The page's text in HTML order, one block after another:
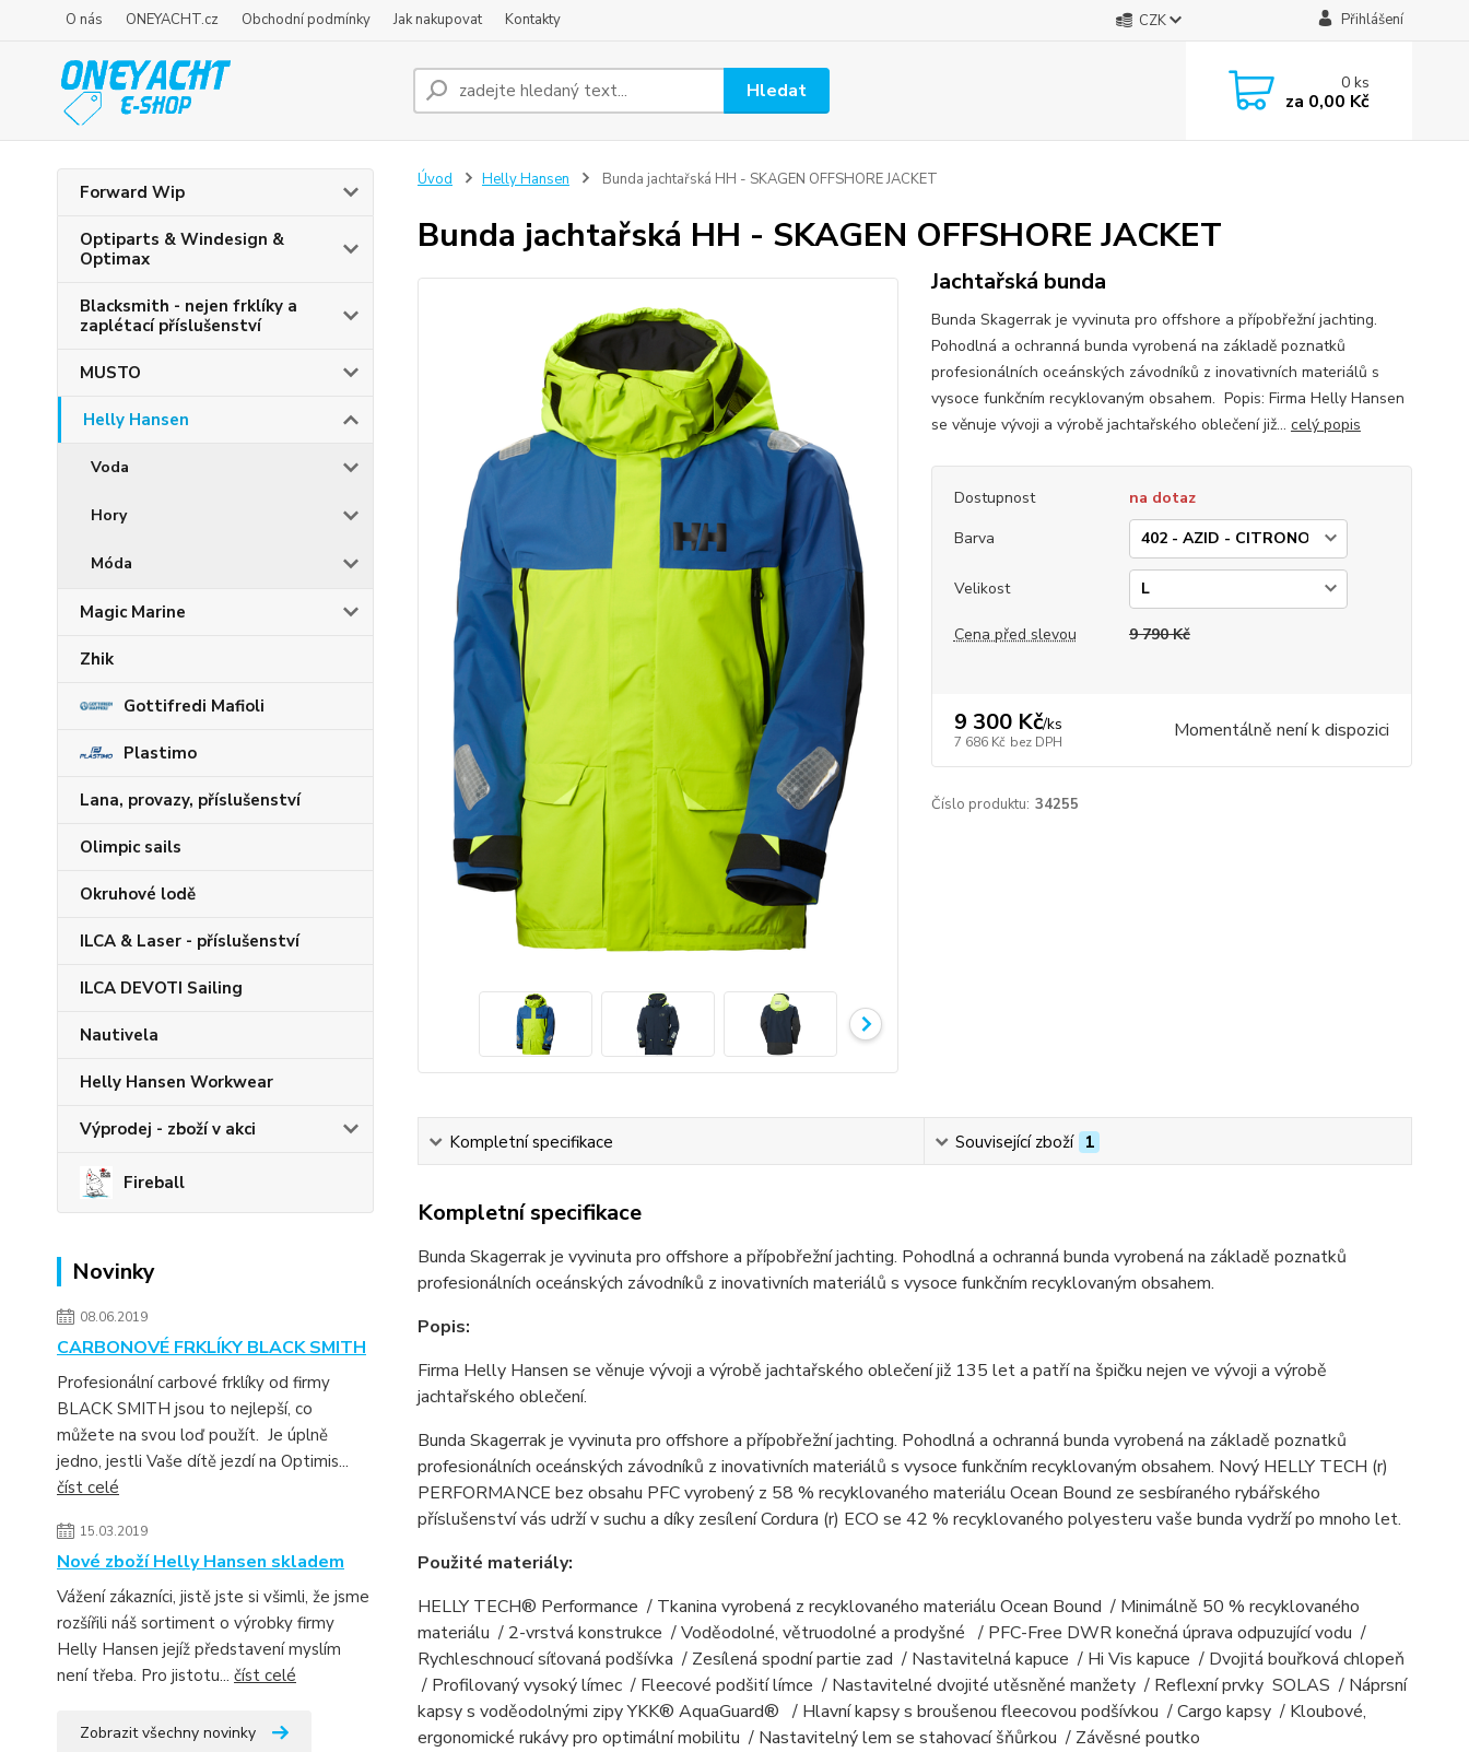
O nás ONEYACHT.cz Obchodní podmínky Jak nakupovat Kontakty CZK Přihlášení
Hledat 0ks
za 0,00 Kč
Forward Wip
Optiparts & Windesign &
Optimax
Blacksmith - nejen frklíky a
zaplétací příslušenství
MUSTO
Helly Hansen
Voda
Hory
Móda
Magic Marine
Zhik
Gottifredi Mafioli
Plastimo
Lana, provazy, příslušenství
Olimpic sails
Okruhové lodě
ILCA & Laser - příslušenství
ILCA DEVOTI Sailing
Nautivela
Helly Hansen Workwear
Výprodej - zboží v akci
Fireball
Novinky
08.06.2019
CARBONOVÉ FRKLÍKY BLACK SMITH
Profesionální carbové frklíky od firmy
BLACK SMITH jsou to nejlepší, co
můžete na svou loď použít. Je úplně
jedno, jestli Vaše dítě jezdí na Optimis...
číst celé
15.03.2019
Nové zboží Helly Hansen skladem
Vážení zákazníci, jistě jste si všimli, že jsme
rozšířili náš sortiment o výrobky firmy
Helly Hansen jejíž představení myslím
není třeba. Pro jistotu... číst celé
Zobrazit všechny novinky
Úvod Helly Hansen Bunda jachtařská HH - SKAGEN OFFSHORE JACKET
Bunda jachtařská HH - SKAGEN OFFSHORE JACKET
Jachtařská bunda
Bunda Skagerrak je vyvinuta pro offshore a přípobřežní jachting.
Pohodlná a ochranná bunda vyrobená na základě poznatků
profesionálních oceánských závodníků z inovativních materiálů s
vysoce funkčním recyklovaným obsahem. Popis: Firma Helly Hansen
se věnuje vývoji a výrobě jachtařského oblečení již... celý popis
Dostupnost
na dotaz
Barva
Velikost
Cena před slevou 9 790 Kč
9 300 Kč/ks
7 686 Kč bez DPH Momentálně není k dispozici
Číslo produktu: 34255
Kompletní specifikace Související zboží 1
Kompletní specifikace
Bunda Skagerrak je vyvinuta pro offshore a přípobřežní jachting. Pohodlná a ochranná bunda vyrobená na základě poznatků
profesionálních oceánských závodníků z inovativních materiálů s vysoce funkčním recyklovaným obsahem.
Popis:
Firma Helly Hansen se věnuje vývoji a výrobě jachtařského oblečení již 135 let a patří na špičku nejen ve vývoji a výrobě
jachtařského oblečení.
Bunda Skagerrak je vyvinuta pro offshore a přípobřežní jachting. Pohodlná a ochranná bunda vyrobená na základě poznatků
profesionálních oceánských závodníků z inovativních materiálů s vysoce funkčním recyklovaným obsahem. Nový HELLY TECH (r)
PERFORMANCE bez obsahu PFC vyrobený z 58 % recyklovaného materiálu Ocean Bound ze sesbíraného rybářského
příslušenství vás udrží v suchu a díky zesílení Cordura (r) ECO se 42 % recyklovaného polyesteru vaše bunda vydrží po mnoho let.
Použité materiály:
HELLY TECH® Performance / Tkanina vyrobená z recyklovaného materiálu Ocean Bound / Minimálně 50 % recyklovaného
materiálu / 2-vrstvá konstrukce / Voděodolné, větruodolné a prodyšné / PFC-Free DWR konečná úprava odpuzující vodu /
Rychleschnoucí síťovaná podšívka / Zesílená spodní partie zad / Nastavitelná kapuce / Hi Vis kapuce / Dvojitá bouřková chlopeň
/ Profilovaný vysoký límec / Fleecové podšití límce / Nastavitelné dvojité utěsněné manžety / Reflexní prvky SOLAS / Náprsní
kapsy s voděodolnými zipy YKK® AquaGuard® / Hlavní kapsy s broušenou fleecovou podšívkou / Cargo kapsy / Kloubové,
ergonomické rukávy pro optimální mobilitu / Nastavitelný lem se stahovací šňůrkou / Závěsné poutko